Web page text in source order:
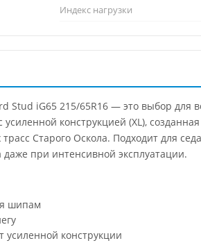
Индекс нагрузки
Stud iG65 215/65R16 — это выбор для
конструкцией (XL),
Старого Оскола. Подходит для
при интенсивной эксплуатации.
шипам
усиленной конструкции